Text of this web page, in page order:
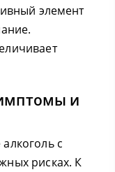
элемент
и
с
рисках. К